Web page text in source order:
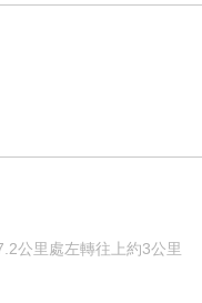
公里處左轉往上約3公里